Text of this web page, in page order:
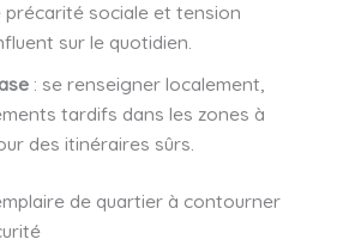
sociale et tension
sur le quotidien.
: se renseigner localement,
tardifs dans les zones à
des itinéraires sûrs.
de quartier à contourner